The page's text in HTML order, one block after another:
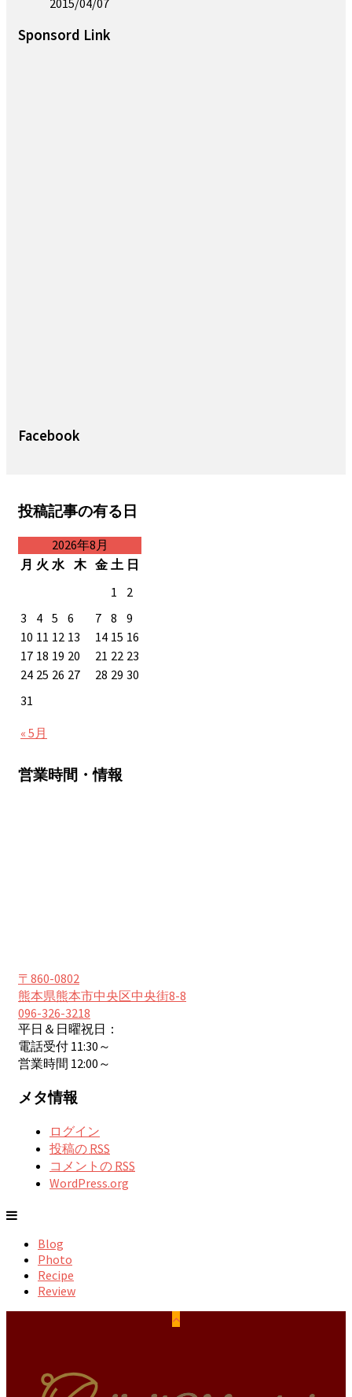
2015/04/07
Sponsord Link
Facebook
投稿記事の有る日
2026年8月
月 火 水 木 金 土 日
« 5月
1
2
3
4 5 6 7 8
9
10 11 12 13 14 15 16
17 18 19 20 21 22 23
24 25 26 27 28 29 30
31
営業時間・情報
〒860-0802
熊本県熊本市中央区中央街8-8
096-326-3218
平日＆日曜祝日：
電話受付 11:30～
営業時間 12:00～
メタ情報
ログイン
投稿の RSS
コメントの RSS
WordPress.org
Blog
Photo
Recipe
Review